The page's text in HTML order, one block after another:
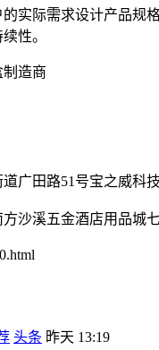
实际需求设计产品规
性。
广田路51号宝之威科
沙溪五金酒店用品城
头条 昨天 13:19